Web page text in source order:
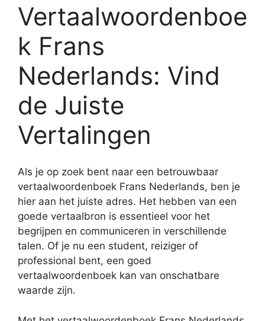
Vertaalwoordenboe
k Frans
Nederlands: Vind
de Juiste
Vertalingen
Als je op zoek bent naar een betrouwbaar
vertaalwoordenboek Frans Nederlands, ben je
hier aan het juiste adres. Het hebben van een
goede vertaalbron is essentieel voor het
begrijpen en communiceren in verschillende
talen. Of je nu een student, reiziger of
professional bent, een goed
vertaalwoordenboek kan van onschatbare
waarde zijn.